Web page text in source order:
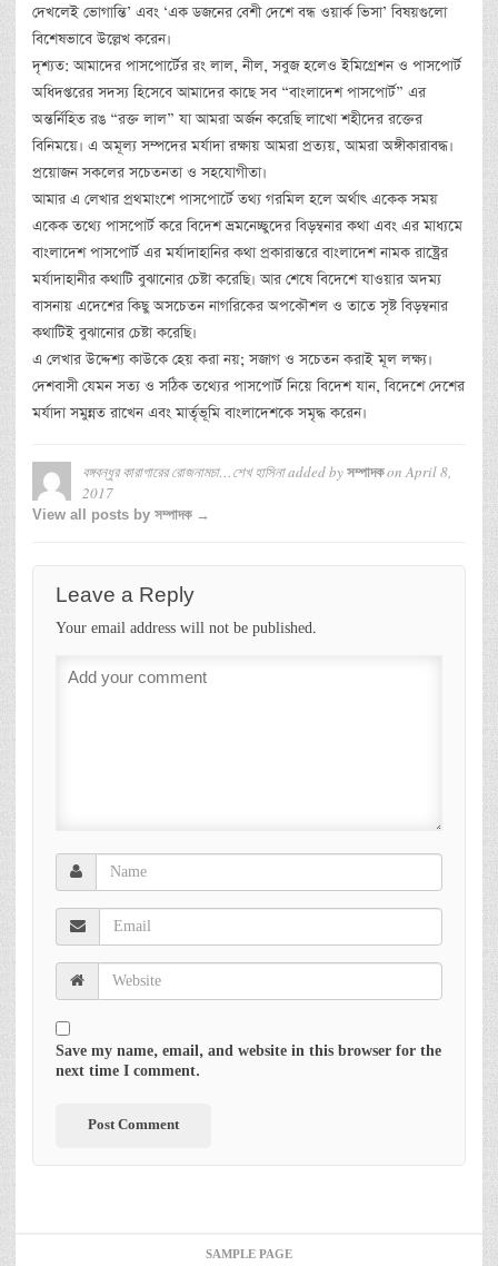
দেখলেই ভোগান্তি’ এবং ‘এক ডজনের বেশী দেশে বন্ধ ওয়ার্ক ভিসা’ বিষয়গুলো
বিশেষভাবে উল্লেখ করেন।
দৃশ্যত: আমাদের পাসপোর্টের রং লাল, নীল, সবুজ হলেও ইমিগ্রেশন ও পাসপোর্ট
অধিদপ্তরের সদস্য হিসেবে আমাদের কাছে সব “বাংলাদেশ পাসপোর্ট” এর
অন্তর্নিহিত রঙ “রক্ত লাল” যা আমরা অর্জন করেছি লাখো শহীদের রক্তের
বিনিময়ে। এ অমূল্য সম্পদের মর্যাদা রক্ষায় আমরা প্রত্যয়, আমরা অঙ্গীকারাবদ্ধ।
প্রয়োজন সকলের সচেতনতা ও সহযোগীতা।
আমার এ লেখার প্রথমাংশে পাসপোর্টে তথ্য গরমিল হলে অর্থাৎ একেক সময়
একেক তথ্যে পাসপোর্ট করে বিদেশ ভ্রমনেচ্ছুদের বিড়ম্বনার কথা এবং এর মাধ্যমে
বাংলাদেশ পাসপোর্ট এর মর্যাদাহানির কথা প্রকারান্তরে বাংলাদেশ নামক রাষ্ট্রের
মর্যাদাহানীর কথাটি বুঝানোর চেষ্টা করেছি। আর শেষে বিদেশে যাওয়ার অদম্য
বাসনায় এদেশের কিছু অসচেতন নাগরিকের অপকৌশল ও তাতে সৃষ্ট বিড়ম্বনার
কথাটিই বুঝানোর চেষ্টা করেছি।
এ লেখার উদ্দেশ্য কাউকে হেয় করা নয়; সজাগ ও সচেতন করাই মূল লক্ষ্য।
দেশবাসী যেমন সত্য ও সঠিক তথ্যের পাসপোর্ট নিয়ে বিদেশ যান, বিদেশে দেশের
মর্যাদা সমুন্নত রাখেন এবং মার্তৃভূমি বাংলাদেশকে সমৃদ্ধ করেন।
বঙ্গবন্ধুর কারাগারের রোজনামচা…শেখ হাসিনাadded by সম্পাদকonApril 8,
2017
View all posts by সম্পাদক →
Leave a Reply
Your email address will not be published.
Save my name, email, and website in this browser for the
next time I comment.
SAMPLE PAGE